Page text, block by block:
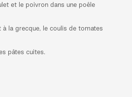
et le poivron dans une poêle
grecque, le coulis de tomates
pâtes cuites.